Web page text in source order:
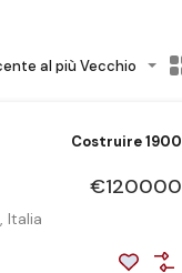
al più Vecchio
Costruire 1900
Italia
€120000